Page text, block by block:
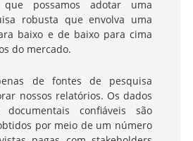
possamos adotar uma
robusta que envolva uma
baixo e de baixo para cima
do mercado.
de fontes de pesquisa
nossos relatórios. Os dados
confiáveis são
por meio de um número